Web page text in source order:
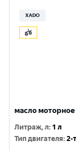
XADO
масло
Литраж, л: 1 л
Тип двигателя:2-